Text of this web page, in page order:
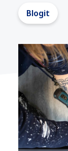
Blogit